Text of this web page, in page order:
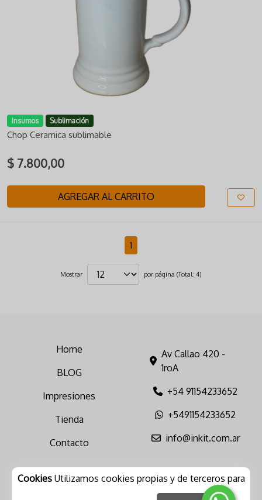
Cookies Utilizamos cookies propias y de terceros para
Insumos Sublimación
Chop Ceramica sublimable
$ 7.800,00
AGREGAR AL CARRITO
1
Mostrar por página (Total: 4)
Home
BLOG
Impresiones
Tienda
Contacto
Av Callao 420 -
1roA
+54 91154233652
+5491154233652
info@inkit.com.ar